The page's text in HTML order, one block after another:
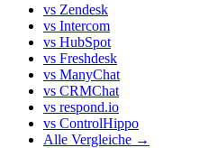
vs Zendesk
vs Intercom
vs HubSpot
vs Freshdesk
vs ManyChat
vs CRMChat
vs respond.io
vs ControlHippo
Alle Vergleiche →